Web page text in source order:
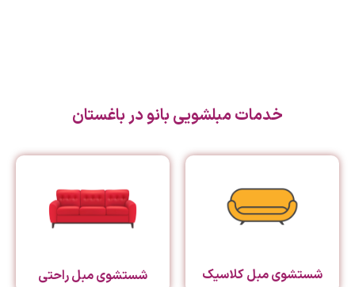
خدمات مبلشویی بانو در باغستان
شستشوی مبل کلاسیک شستشوی مبل راحتی